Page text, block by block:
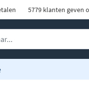
5779 klanten geven